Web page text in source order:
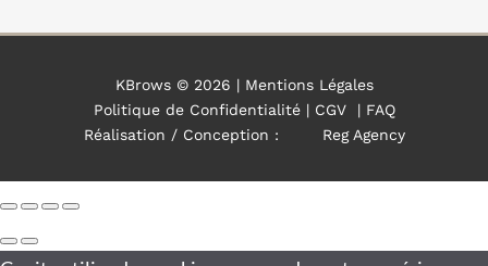
KBrows © 2026 | Mentions Légales
Politique de Confidentialité| CGV| FAQ
Réalisation / Conception :
Reg Agency